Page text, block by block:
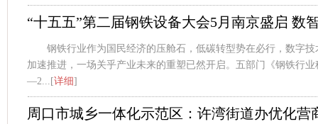
“十五五”第二届钢铁设备大会5月南京盛启 数
钢铁行业作为国民经济的压舱石，低碳转型势在必行，数字
加速推进，一场关乎产业未来的重塑已然开启。五部门《钢铁行业
—2...[详细]
周口市城乡一体化示范区：许湾街道办优化营